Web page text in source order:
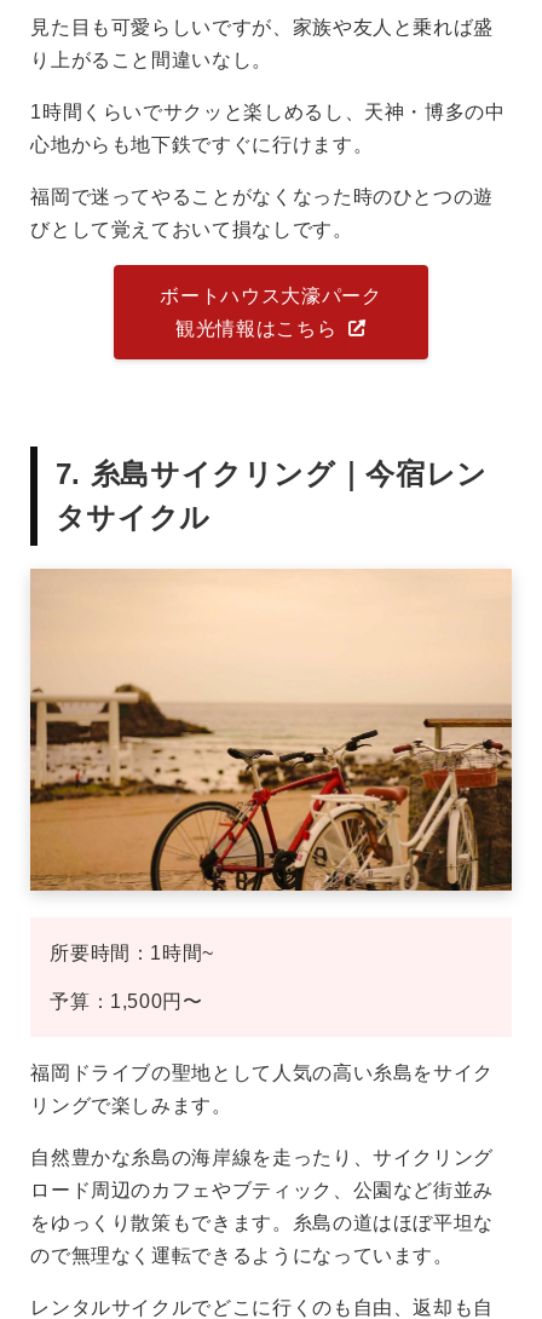
見た目も可愛らしいですが、家族や友人と乗れば盛
り上がること間違いなし。
1時間くらいでサクッと楽しめるし、天神・博多の中
心地からも地下鉄ですぐに行けます。
福岡で迷ってやることがなくなった時のひとつの遊
びとして覚えておいて損なしです。
ボートハウス大濠パーク
観光情報はこちら
7. 糸島サイクリング｜今宿レン
タサイクル
所要時間：1時間~
予算：1,500円〜
福岡ドライブの聖地として人気の高い糸島をサイク
リングで楽しみます。
自然豊かな糸島の海岸線を走ったり、サイクリング
ロード周辺のカフェやブティック、公園など街並み
をゆっくり散策もできます。糸島の道はほぼ平坦な
ので無理なく運転できるようになっています。
レンタルサイクルでどこに行くのも自由、返却も自